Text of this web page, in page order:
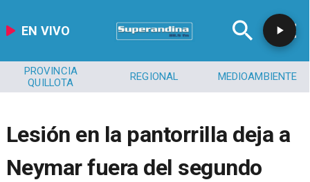
EN VIVO
PROVINCIA
QUILLOTA
REGIONAL MEDIOAMBIENTE
Lesión en la pantorrilla deja a
Neymar fuera del segundo